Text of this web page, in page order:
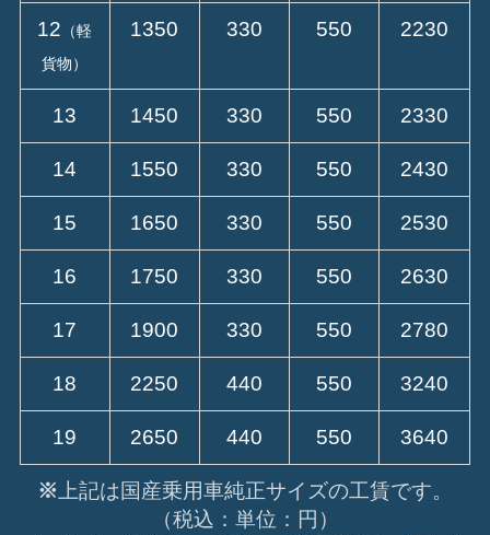
12 （軽
貨物）
1350 330 550 2230
13 1450 330 550 2330
14 1550 330 550 2430
15 1650 330 550 2530
16 1750 330 550 2630
17 1900 330 550 2780
18 2250 440 550 3240
19 2650 440 550 3640
※ 上記は国産乗用車純正サイズの工賃です。
（税込：単位：円）